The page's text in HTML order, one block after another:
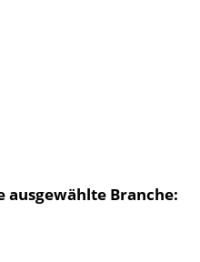
Branche: